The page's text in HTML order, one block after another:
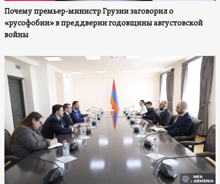
Почему премьер-министр Грузии заговорил о
«русофобии» в преддверии годовщины августовской
войны